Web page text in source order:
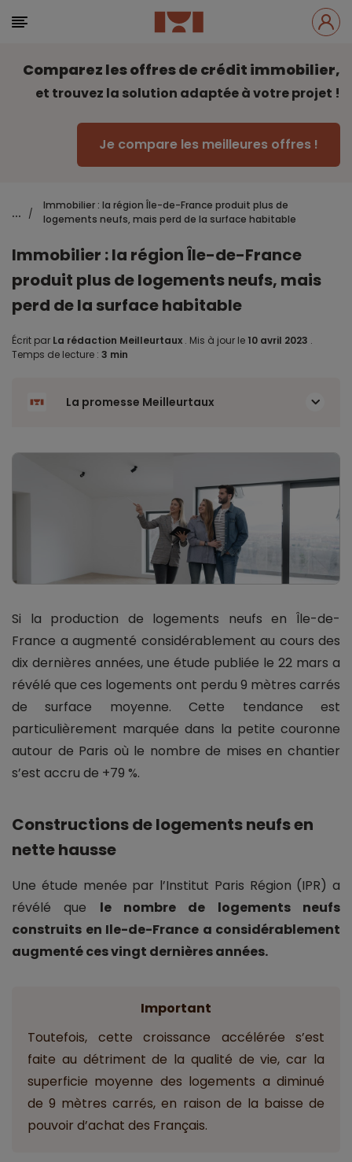
Comparez les offres de crédit immobilier,
et trouvez la solution adaptée à votre projet !
Je compare les meilleures offres !
... /
Immobilier : la région Île-de-France produit plus de
logements neufs, mais perd de la surface habitable
Immobilier : la région Île-de-France
produit plus de logements neufs, mais
perd de la surface habitable
Écrit par La rédaction Meilleurtaux . Mis à jour le 10 avril 2023 .
Temps de lecture : 3 min
La promesse Meilleurtaux
Si la production de logements neufs en Île-de-
France a augmenté considérablement au cours des
dix dernières années, une étude publiée le 22 mars a
révélé que ces logements ont perdu 9 mètres carrés
de surface moyenne. Cette tendance est
particulièrement marquée dans la petite couronne
autour de Paris où le nombre de mises en chantier
s’est accru de +79 %.
Constructions de logements neufs en
nette hausse
Une étude menée par l’Institut Paris Région (IPR) a
révélé que le nombre de logements neufs
construits en Ile-de-France a considérablement
augmenté ces vingt dernières années.
Important
Toutefois, cette croissance accélérée s’est
faite au détriment de la qualité de vie, car la
superficie moyenne des logements a diminué
de 9 mètres carrés, en raison de la baisse de
pouvoir d’achat des Français.